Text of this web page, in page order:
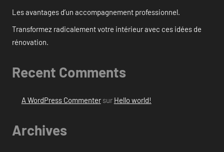
Les avantages d’un accompagnement professionnel.
Transformez radicalement votre intérieur avec ces idées de
rénovation.
Recent Comments
A WordPress Commentersur Hello world!
Archives